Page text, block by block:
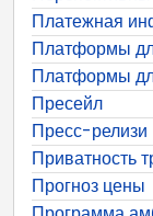
Платежная
Платформы
Платформы
Пресейл
Пресс-релизи
Приватность
Прогноз цены